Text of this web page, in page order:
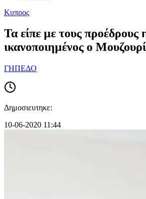
Κυπρος
Τα είπε με τους
ικανοποιημένος ο
ΓΗΠΕΔΟ
Δημοσιευτηκε:
10-06-2020 11:44